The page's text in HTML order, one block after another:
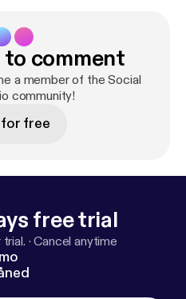
comment
a member of the Social
community!
free
free trial
·Cancel anytime